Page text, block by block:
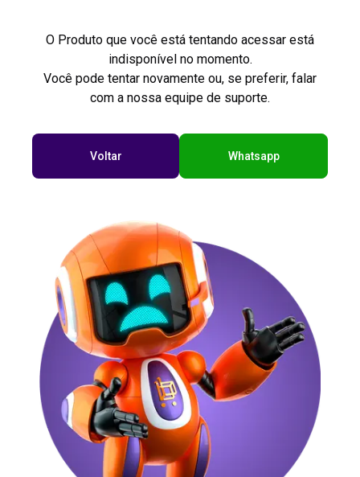
O Produto que você está tentando acessar está
indisponível no momento.
Você pode tentar novamente ou, se preferir, falar
com a nossa equipe de suporte.
Voltar Whatsapp